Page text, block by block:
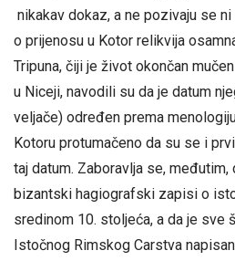
nikakav dokaz, a ne pozivaju se
o prijenosu u Kotor relikvija
Tripuna, čiji je život okončan
u Niceji, navodili su da je datum
veljače) određen prema
Kotoru protumačeno da su se i
taj datum. Zaboravlja se,
bizantski hagiografski zapisi o
sredinom 10. stoljeća, a da je sve
Istočnog Rimskog Carstva